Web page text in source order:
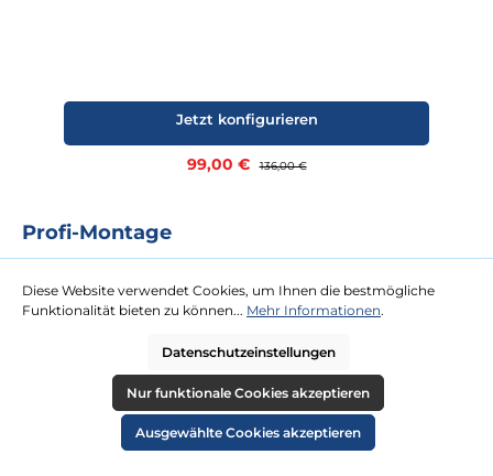
Verkaufspreis:
99,00 € Regulärer Preis:
136,00 €
Jetzt konfigurieren
Profi-Montage
kaum eine Dachterrasse zu hoch oder Tür zu schmal. Gegen eine
Festpauschale kommen zwei Tischler zu Ihnen und platzieren Ihren
mehr erfahren
Diese Website verwendet Cookies, um Ihnen die bestmögliche
Funktionalität bieten zu können... Mehr Informationen.
Datenschutzeinstellungen
Nur funktionale Cookies akzeptieren
Ausgewählte Cookies akzeptieren